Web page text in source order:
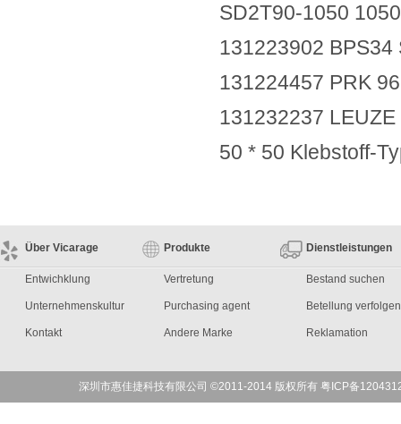
SD2T90-1050
131223902 BPS34
131224457 PRK
131232237
50 * 50 Klebstoff-
50003177 TG 15
Über Vicarage
Entwichklung
Unternehmenskultur
Kontakt
Produkte
Vertretung
Purchasing agent
Andere Marke
Dienstleistungen
Bestand suchen
Betellung verfolgen
Reklamation
深圳市惠佳捷科技有限公司 ©2011-2014 版权所有 粤ICP备